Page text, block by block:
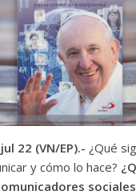
22 (VN/EP).- ¿Qué
y cómo lo hace?